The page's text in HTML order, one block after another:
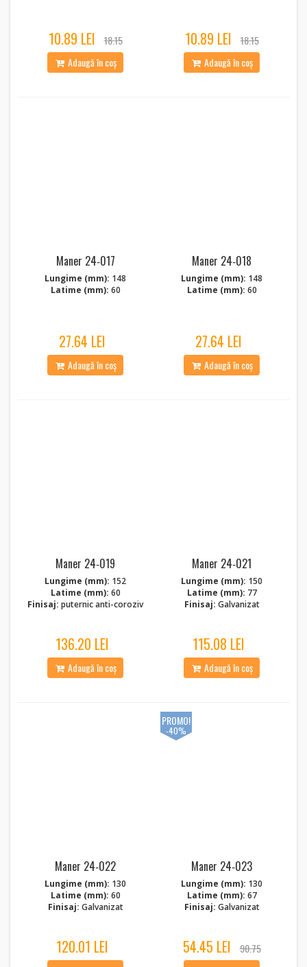
10.89 LEI
18.15
Adaugă în coș
10.89 LEI
18.15
Adaugă în coș
Maner 24‑017
Lungime (mm): 148
Latime (mm): 60
27.64 LEI
Adaugă în coș
Maner 24‑018
Lungime (mm): 148
Latime (mm): 60
27.64 LEI
Adaugă în coș
Maner 24‑019
Lungime (mm): 152
Latime (mm): 60
Finisaj: puternic anti-coroziv
136.20 LEI
Adaugă în coș
Maner 24‑021
Lungime (mm): 150
Latime (mm): 77
Finisaj: Galvanizat
115.08 LEI
Adaugă în coș
Maner 24‑022
Lungime (mm): 130
Latime (mm): 60
Finisaj: Galvanizat
120.01 LEI
Maner 24‑023
Lungime (mm): 130
Latime (mm): 67
Finisaj: Galvanizat
54.45 LEI
90.75
PROMO!
-40%